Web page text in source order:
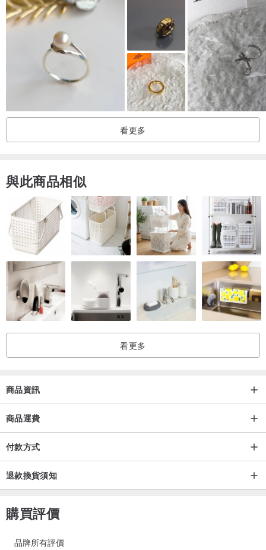
十月的人看見可能性。別人看到的是現實，你看到的是這個現實可以
變成什麼。這種視野讓你走在時代前面，也讓你習慣在別人還沒看見
的地方，一個人走。
衣索比亞蛋白石的虹彩流光，光線角度一變，整顆石頭就不一樣了。
不是它變了，是你看它的角度變了。角度一換，整個世界的顏色都不
同了。那個能力，就是你的。
索比亞蛋白石的虹彩流光，角度一變整個世界的顏色都不同，但你在
那個流動裡還是有重心。你說出去的，是你真正看見的，不是縮水成
別人能接受的版本。
這是一件祝福飾品：經過泰國正統佛寺完成祝福加持儀式，帶回來給
你戴上。
這枚戒指從泰國回來。
2026 年 2 月 28 日，KUMIHO 共同創辦人花編親自前往泰國安普瓦
拉蘭寺，由帕庫威速欽堤宜坤住持主持法會，誦持兩部經完成祝福加
面意思是「勝利之籠」。帶回的方向是安定：情緒波動最強烈的時
候，你的心還是安定的，穩住了，才能開口說出你真正想說的話。
後的第一次開示。帶回的方向是清明：情緒翻湧的時候你還是能看清
看更多
與此商品相似
看更多
商品資訊
商品運費
付款方式
退款換貨須知
購買評價
品牌所有評價